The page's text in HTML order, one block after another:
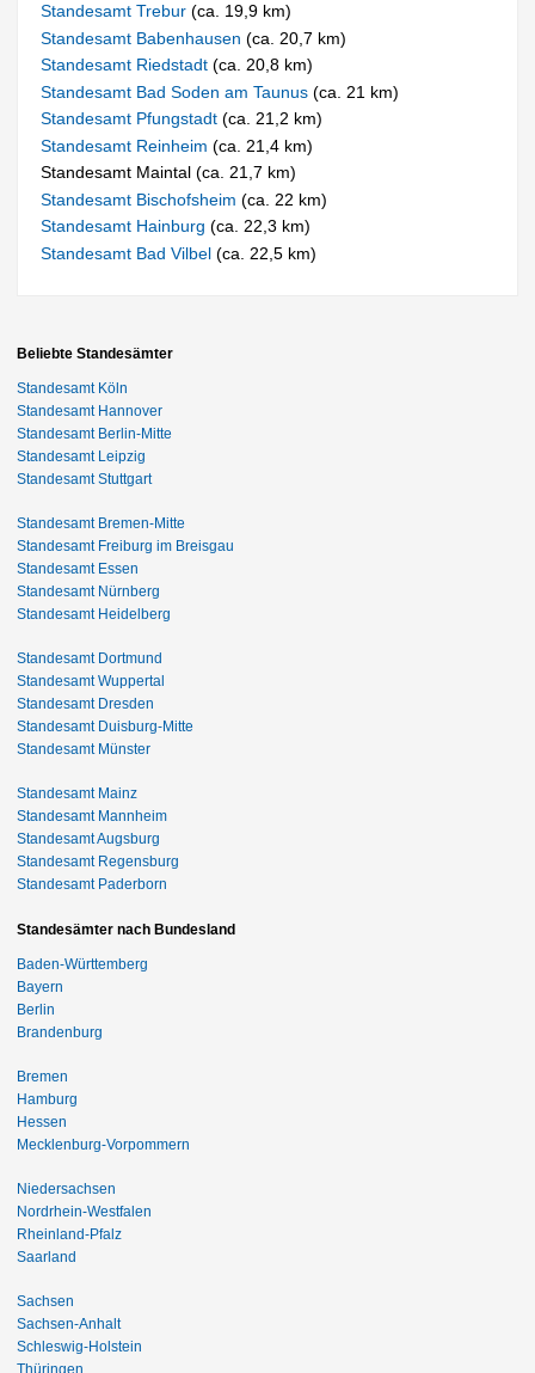
Standesamt Trebur(ca. 19,9 km)
Standesamt Babenhausen(ca. 20,7 km)
Standesamt Riedstadt(ca. 20,8 km)
Standesamt Bad Soden am Taunus(ca. 21 km)
Standesamt Pfungstadt(ca. 21,2 km)
Standesamt Reinheim(ca. 21,4 km)
Standesamt Maintal (ca. 21,7 km)
Standesamt Bischofsheim(ca. 22 km)
Standesamt Hainburg(ca. 22,3 km)
Standesamt Bad Vilbel(ca. 22,5 km)
Beliebte Standesämter
Standesamt Köln
Standesamt Hannover
Standesamt Berlin-Mitte
Standesamt Leipzig
Standesamt Stuttgart
Standesamt Bremen-Mitte
Standesamt Freiburg im Breisgau
Standesamt Essen
Standesamt Nürnberg
Standesamt Heidelberg
Standesamt Dortmund
Standesamt Wuppertal
Standesamt Dresden
Standesamt Duisburg-Mitte
Standesamt Münster
Standesamt Mainz
Standesamt Mannheim
Standesamt Augsburg
Standesamt Regensburg
Standesamt Paderborn
Standesämter nach Bundesland
Baden-Württemberg
Bayern
Berlin
Brandenburg
Bremen
Hamburg
Hessen
Mecklenburg-Vorpommern
Niedersachsen
Nordrhein-Westfalen
Rheinland-Pfalz
Saarland
Sachsen
Sachsen-Anhalt
Schleswig-Holstein
Thüringen